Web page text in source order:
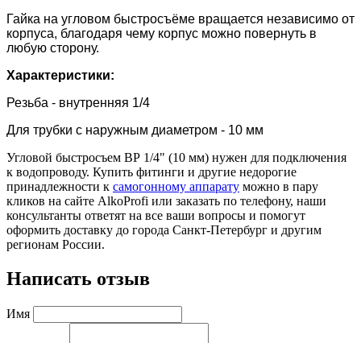
Гайка на угловом быстросъёме вращается независимо от
корпуса, благодаря чему корпус можно повернуть в
любую сторону.
Характеристики:
Резьба - внутренняя 1/4
Для трубки с наружным диаметром - 10 мм
Угловой быстросъем ВР 1/4" (10 мм) нужен для подключения
к водопроводу. Купить фитинги и другие недорогие
принадлежности к самогонному аппарату можно в пару
кликов на сайте AlkoProfi или заказать по телефону, наши
консультанты ответят на все ваши вопросы и помогут
оформить доставку до города Санкт-Петербург и другим
регионам России.
Написать отзыв
Имя